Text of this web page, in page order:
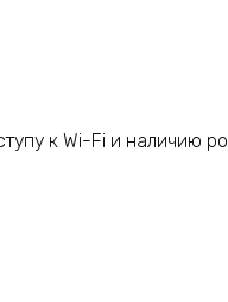
к Wi-Fi и наличию